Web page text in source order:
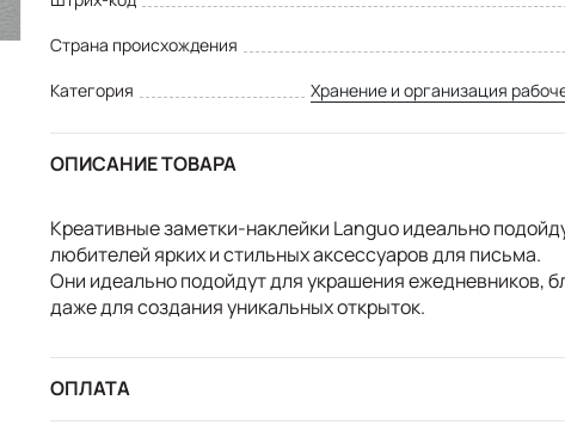
Страна происхождения
Категория
Хранение и организация
ОПИСАНИЕ ТОВАРА
Креативные заметки-наклейки Languo идеально
любителей ярких и стильных аксессуаров для письма.
Они идеально подойдут для украшения ежедневников,
даже для создания уникальных открыток.
ОПЛАТА